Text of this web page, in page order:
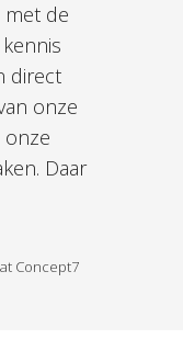
de
direct
onze
onze
Daar
Concept7